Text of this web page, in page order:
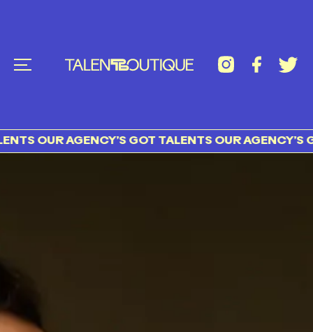
AGENCY’S GOT TALENTS OUR AGENCY’S